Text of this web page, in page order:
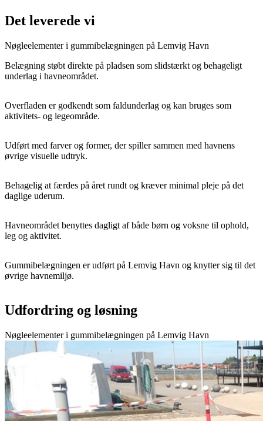
Det leverede vi
Nøgleelementer i gummibelægningen på Lemvig Havn
Belægning støbt direkte på pladsen som slidstærkt og behageligt
underlag i havneområdet.
Overfladen er godkendt som faldunderlag og kan bruges som
aktivitets- og legeområde.
Udført med farver og former, der spiller sammen med havnens
øvrige visuelle udtryk.
Behagelig at færdes på året rundt og kræver minimal pleje på det
daglige uderum.
Havneområdet benyttes dagligt af både børn og voksne til ophold,
leg og aktivitet.
Gummibelægningen er udført på Lemvig Havn og knytter sig til det
øvrige havnemiljø.
Udfordring og løsning
Nøgleelementer i gummibelægningen på Lemvig Havn